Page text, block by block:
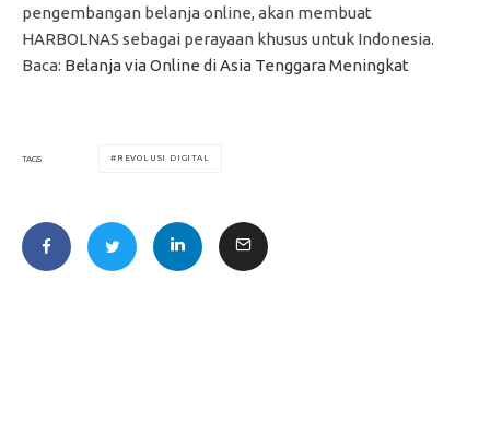
pengembangan belanja online, akan membuat
HARBOLNAS sebagai perayaan khusus untuk Indonesia.
Baca: Belanja via Online di Asia Tenggara Meningkat
TAGS REVOLUSI DIGITAL